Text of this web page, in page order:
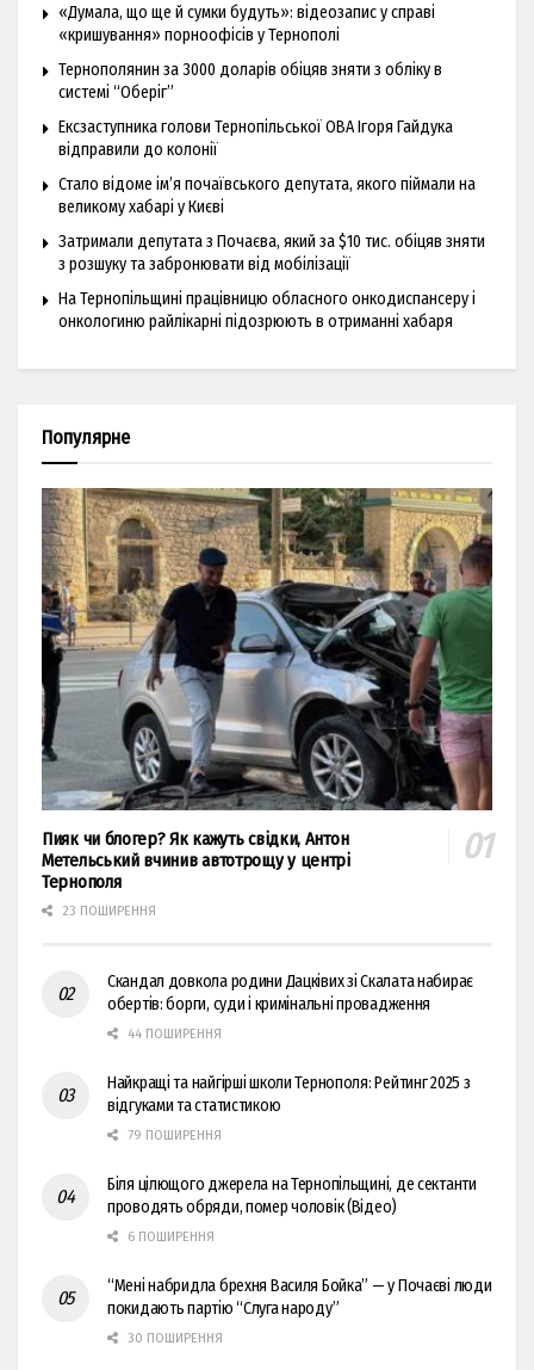
«Думала, що ще й сумки будуть»: відеозапис у справі
«кришування» порноофісів у Тернополі
Тернополянин за 3000 доларів обіцяв зняти з обліку в
системі “Оберіг”
Ексзаступника голови Тернопільської ОВА Ігоря Гайдука
відправили до колонії
Стало відоме ім’я почаївського депутата, якого піймали на
великому хабарі у Києві
Затримали депутата з Почаєва, який за $10 тис. обіцяв зняти
з розшуку та забронювати від мобілізації
На Тернопільщині працівницю обласного онкодиспансеру і
онкологиню райлікарні підозрюють в отриманні хабаря
Популярне
Пияк чи блогер? Як кажуть свідки, Антон
Метельський вчинив автотрощу у центрі
Тернополя
23 ПОШИРЕННЯ
Скандал довкола родини Дацківих зі Скалата набирає
обертів: борги, суди і кримінальні провадження
44 ПОШИРЕННЯ
Найкращі та найгірші школи Тернополя: Рейтинг 2025 з
відгуками та статистикою
79 ПОШИРЕННЯ
Біля цілющого джерела на Тернопільщині, де сектанти
проводять обряди, помер чоловік (Відео)
6 ПОШИРЕННЯ
“Мені набридла брехня Василя Бойка” — у Почаєві люди
покидають партію “Слуга народу”
30 ПОШИРЕННЯ